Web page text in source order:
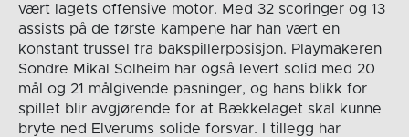
vært lagets offensive motor. Med 32 scoringer og 13
assists på de første kampene har han vært en
konstant trussel fra bakspillerposisjon. Playmakeren
Sondre Mikal Solheim har også levert solid med 20
mål og 21 målgivende pasninger, og hans blikk for
spillet blir avgjørende for at Bækkelaget skal kunne
bryte ned Elverums solide forsvar. I tillegg har